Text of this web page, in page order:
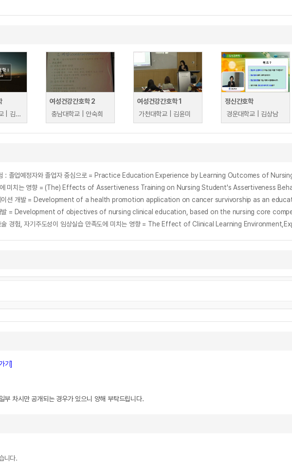
한국교통대학교 | 김현주
여성건강간호학 2
충남대학교 | 안숙희
여성건강간호학 1
가천대학교 | 김윤미
정신간호학
경운대학교 | 김상남
경험 : 졸업예정자와 졸업자 중심으로 = Practice Education Experience by Learning Outcomes of
소에 미치는 영향 = (The) Effects of Assertiveness Training on Nursing Student's Assertiveness
리케이션 개발 = Development of a health promotion application on cancer survivorship as an
개발 = Development of objectives of nursing clinical education, based on the nursing core
기]
차시만 공개되는 경우가 있으니 양해 부탁드립니다.
니다.